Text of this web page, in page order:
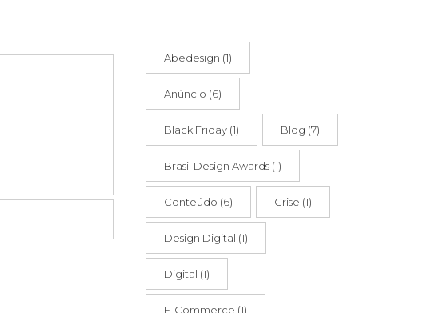
Abedesign (1)
Anúncio (6)
Black Friday (1) Blog (7)
Brasil Design Awards (1)
Conteúdo (6) Crise (1)
Design Digital (1)
Digital (1)
E-Commerce (1)